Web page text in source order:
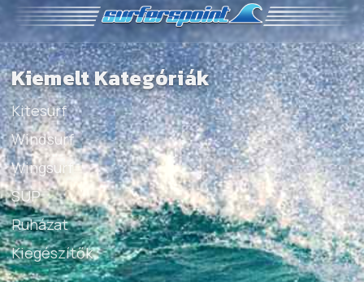
Kiemelt Kategóriák
Kitesurf
Windsurf
Wingsurf
SUP
Ruházat
Kiegészítők